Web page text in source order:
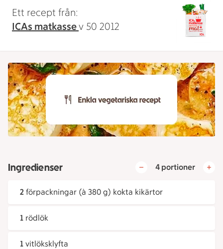
Ett recept från:
ICAs matkassev 50 2012
Ingredienser 4 portioner
2 förpackningar (à 380 g) kokta kikärtor
1 rödlök
1 vitlöksklyfta